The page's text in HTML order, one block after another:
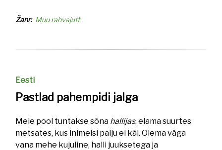
Žanr Muu rahvajutt
Eesti
Pastlad pahempidi jalga
Meie pool tuntakse sõna hallijas, elama suurtes
metsates, kus inimeisi palju ei käi. Olema väga
vana mehe kujuline, halli juuksetega ja